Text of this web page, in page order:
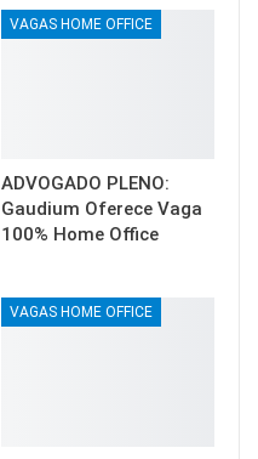
VAGAS HOME OFFICE
ADVOGADO PLENO:
Gaudium Oferece Vaga
100% Home Office
VAGAS HOME OFFICE